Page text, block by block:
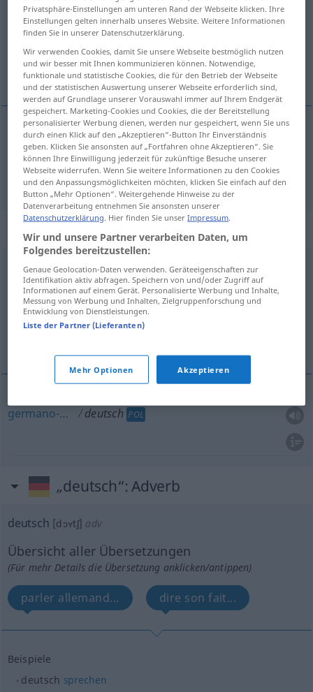
Übersicht aller Übersetzungen
allemand, de l’Allemagne
allemand deutsch
de l’Allemagne deutsch
„deutsch“ : in Zusammensetzungen
deutsch [dɔʏtʃ]in Zssgn
Übersicht aller Übersetzungen
(Für mehr Details die Übersetzung anklicken/antippen)
germano-… deutsch POL
„deutsch“: Adverb
deutsch [dɔʏtʃ] adv
Übersicht aller Übersetzungen
(Für mehr Details die Übersetzung anklicken/antippen)
parler allemand... dire son fait...
Beispiele
deutsch sprechen
Privatsphäre-Einstellungen am unteren Rand der Webseite klicken. Ihre
Einstellungen gelten innerhalb unseres Website. Weitere Informationen
finden Sie in unserer Datenschutzerklärung.
Wir verwenden Cookies, damit Sie unsere Webseite bestmöglich nutzen
und wir besser mit Ihnen kommunizieren können. Notwendige,
funktionale und statistische Cookies, die für den Betrieb der Webseite
und der statistischen Auswertung unserer Webseite erforderlich sind,
werden auf Grundlage unserer Vorauswahl immer auf Ihrem Endgerät
gespeichert. Marketing-Cookies und Cookies, die der Bereitstellung
personalisierter Werbung dienen, werden nur gespeichert, wenn Sie uns
durch einen Klick auf den „Akzeptieren“-Button Ihr Einverständnis
geben. Klicken Sie ansonsten auf „Fortfahren ohne Akzeptieren“. Sie
können Ihre Einwilligung jederzeit für zukünftige Besuche unserer
Webseite widerrufen. Wenn Sie weitere Informationen zu den Cookies
und den Anpassungsmöglichkeiten möchten, klicken Sie einfach auf den
Button „Mehr Optionen“. Weitergehende Hinweise zu der
Datenverarbeitung entnehmen Sie ansonsten unserer
Datenschutzerklärung. Hier finden Sie unserImpressum.
Wir und unsere Partner verarbeiten Daten, um
Folgendes bereitzustellen:
Genaue Geolocation-Daten verwenden. Geräteeigenschaften zur
Identifikation aktiv abfragen. Speichern von und/oder Zugriff auf
Informationen auf einem Gerät. Personalisierte Werbung und Inhalte,
Messung von Werbung und Inhalten, Zielgruppenforschung und
Entwicklung von Dienstleistungen.
Liste der Partner (Lieferanten)
Mehr Optionen Akzeptieren